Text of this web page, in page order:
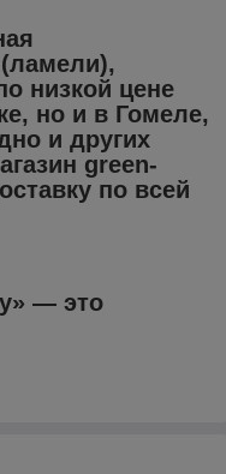
низкой цене
, но и в Гомеле,
и других
green-
по всей
— это